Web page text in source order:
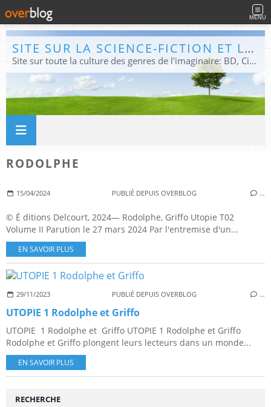
MENU
SITE SUR LA SCIENCE-FICTION ET LE FANTASTIQUE
Site sur toute la culture des genres de l'imaginaire: BD, Cinéma, Livre, Jeux, Théâtre. Présent dans les principaux festivals de film fantastique e de science-fiction, salons et conventions.
RODOLPHE
15/04/2024 PUBLIÉ DEPUIS OVERBLOG …
© É ditions Delcourt, 2024— Rodolphe, Griffo Utopie T02
Volume II Parution le 27 mars 2024 Par l'entremise d'un...
EN SAVOIR PLUS
29/11/2023 PUBLIÉ DEPUIS OVERBLOG …
UTOPIE 1 Rodolphe et Griffo
UTOPIE 1 Rodolphe et Griffo UTOPIE 1 Rodolphe et Griffo
Rodolphe et Griffo plongent leurs lecteurs dans un monde...
EN SAVOIR PLUS
RECHERCHE